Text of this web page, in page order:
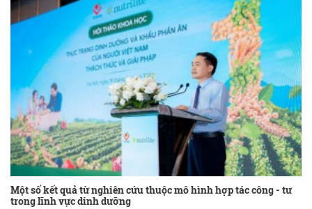
Một số kết quả từ nghiên cứu thuộc mô hình hợp tác công - tư
trong lĩnh vực dinh dưỡng